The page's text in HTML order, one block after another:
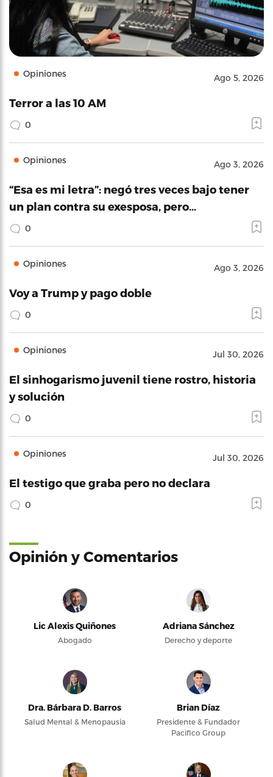
Opiniones Ago 5, 2026
Terror a las 10 AM
0
Opiniones Ago 3, 2026
“Esa es mi letra”: negó tres veces bajo tener
un plan contra su exesposa, pero…
0
Opiniones Ago 3, 2026
Voy a Trump y pago doble
0
Opiniones Jul 30, 2026
El sinhogarismo juvenil tiene rostro, historia
y solución
0
Opiniones Jul 30, 2026
El testigo que graba pero no declara
0
Opinión y Comentarios
Lic Alexis Quiñones
Abogado
Adriana Sánchez
Derecho y deporte
Dra. Bárbara D. Barros
Salud Mental & Menopausia
Brian Díaz
Presidente & Fundador
Pacifico Group